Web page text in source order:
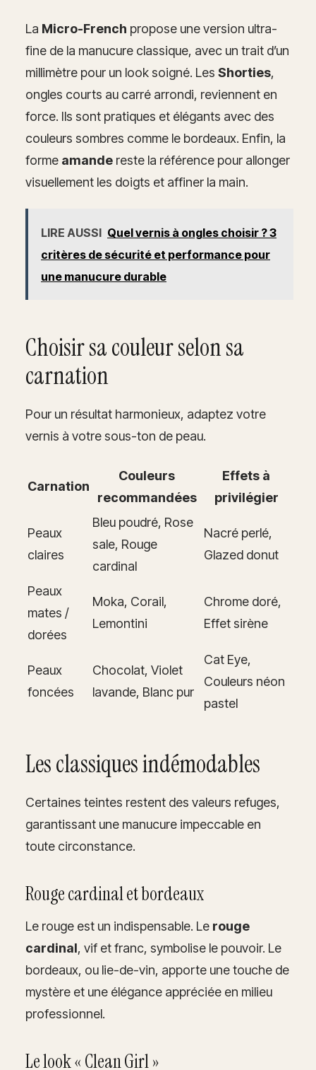
La Micro-French propose une version ultra-
fine de la manucure classique, avec un trait d’un
millimètre pour un look soigné. Les Shorties,
ongles courts au carré arrondi, reviennent en
force. Ils sont pratiques et élégants avec des
couleurs sombres comme le bordeaux. Enfin, la
forme amande reste la référence pour allonger
visuellement les doigts et affiner la main.
LIRE AUSSI Quel vernis à ongles choisir ? 3
critères de sécurité et performance pour
une manucure durable
Choisir sa couleur selon sa
carnation
Pour un résultat harmonieux, adaptez votre
vernis à votre sous-ton de peau.
Carnation
Couleurs
recommandées
Effets à
privilégier
Peaux
claires
Bleu poudré, Rose
sale, Rouge
cardinal
Nacré perlé,
Glazed donut
Peaux
mates /
dorées
Moka, Corail,
Lemontini
Chrome doré,
Effet sirène
Peaux
foncées
Chocolat, Violet
lavande, Blanc pur
Cat Eye,
Couleurs néon
pastel
Les classiques indémodables
Certaines teintes restent des valeurs refuges,
garantissant une manucure impeccable en
toute circonstance.
Rouge cardinal et bordeaux
Le rouge est un indispensable. Le rouge
cardinal, vif et franc, symbolise le pouvoir. Le
bordeaux, ou lie-de-vin, apporte une touche de
mystère et une élégance appréciée en milieu
professionnel.
Le look « Clean Girl »